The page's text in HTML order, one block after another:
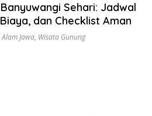
Sehari: Jadwal
dan Checklist Aman
Jawa, Wisata Gunung